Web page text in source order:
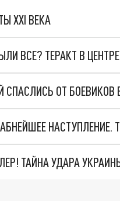
XXI ВЕКА
ВСЕ? ТЕРАКТ В
СПАСЛИСЬ ОТ
ТАЙНА УДАРА